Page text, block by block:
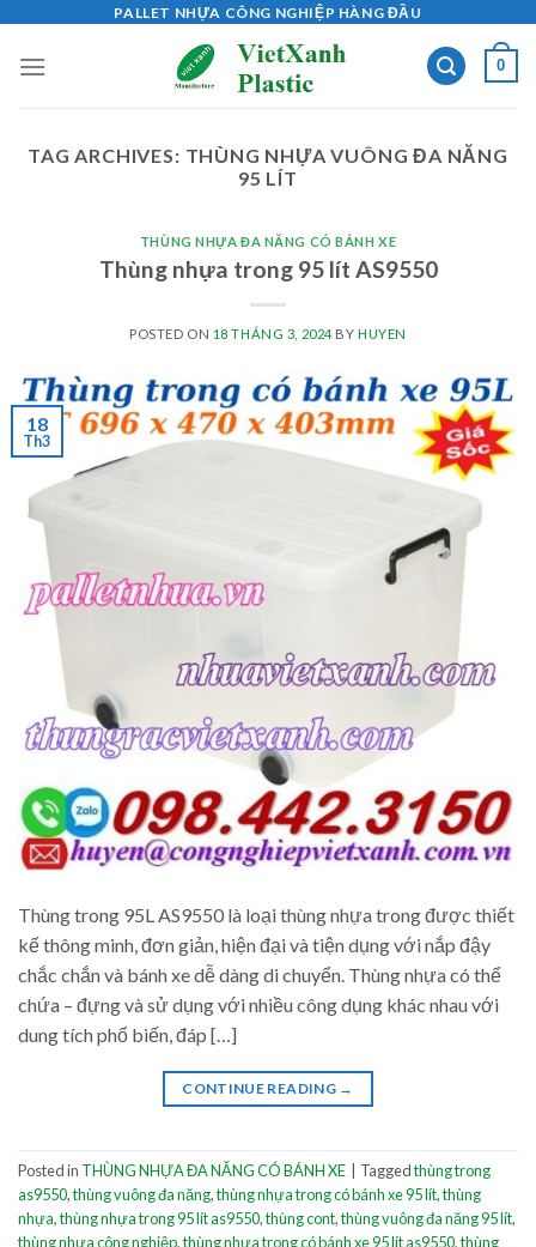
content
PALLET NHỰA CÔNG NGHIỆP HÀNG ĐẦU
0
TAG ARCHIVES: THÙNG NHỰA VUÔNG ĐA NĂNG
95 LÍT
THÙNG NHỰA ĐA NĂNG CÓ BÁNH XE
Thùng nhựa trong 95 lít AS9550
POSTED ON 18 THÁNG 3, 2024BY HUYEN
18
Th3
Thùng trong 95L AS9550 là loại thùng nhựa trong được thiết
kế thông minh, đơn giản, hiện đại và tiện dụng với nắp đậy
chắc chắn và bánh xe dễ dàng di chuyển. Thùng nhựa có thể
chứa – đựng và sử dụng với nhiều công dụng khác nhau với
dung tích phổ biến, đáp […]
CONTINUE READING →
Posted in THÙNG NHỰA ĐA NĂNG CÓ BÁNH XE Taggedthùng trong
as9550,thùng vuông đa năng,thùng nhựa trong có bánh xe 95 lít,thùng
nhựa,thùng nhựa trong 95 lít as9550,thùng cont,thùng vuông đa năng 95 lít,
thùng nhựa công nghiệp,thùng nhựa trong có bánh xe 95 lít as9550,thùng